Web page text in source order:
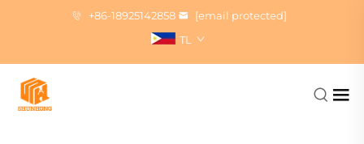
+86-18925142858
[email protected]
TL